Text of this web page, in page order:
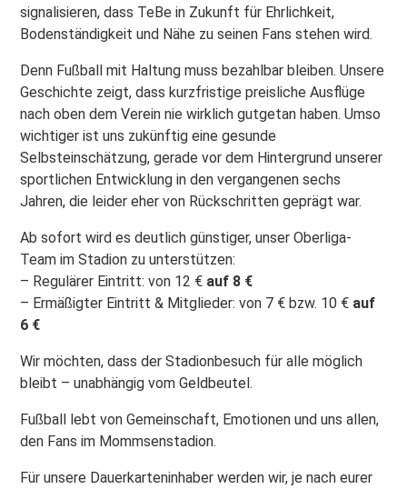
signalisieren, dass TeBe in Zukunft für Ehrlichkeit,
Bodenständigkeit und Nähe zu seinen Fans stehen wird.
Denn Fußball mit Haltung muss bezahlbar bleiben. Unsere
Geschichte zeigt, dass kurzfristige preisliche Ausflüge
nach oben dem Verein nie wirklich gutgetan haben. Umso
wichtiger ist uns zukünftig eine gesunde
Selbsteinschätzung, gerade vor dem Hintergrund unserer
sportlichen Entwicklung in den vergangenen sechs
Jahren, die leider eher von Rückschritten geprägt war.
Ab sofort wird es deutlich günstiger, unser Oberliga-
Team im Stadion zu unterstützen:
– Regulärer Eintritt: von 12 € auf 8 €
– Ermäßigter Eintritt & Mitglieder: von 7 € bzw. 10 € auf
6 €
Wir möchten, dass der Stadionbesuch für alle möglich
bleibt – unabhängig vom Geldbeutel.
Fußball lebt von Gemeinschaft, Emotionen und uns allen,
den Fans im Mommsenstadion.
Für unsere Dauerkarteninhaber werden wir, je nach eurer